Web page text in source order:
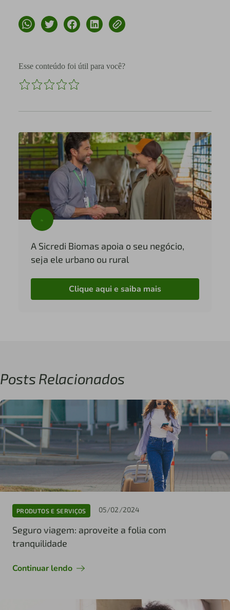
Esse conteúdo foi útil para você?
A Sicredi Biomas apoia o seu negócio,
seja ele urbano ou rural
Clique aqui e saiba mais
Posts Relacionados
PRODUTOS E SERVIÇOS 05/02/2024
Seguro viagem: aproveite a folia com
tranquilidade
Continuar lendo